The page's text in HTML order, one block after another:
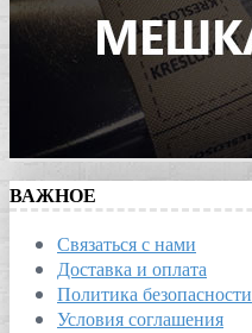
ВАЖНОЕ
Связаться с нами
Доставка и оплата
Политика безопасности
Условия соглашения